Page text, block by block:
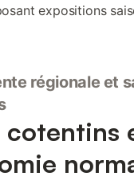
expositions
régionale et
cotentins